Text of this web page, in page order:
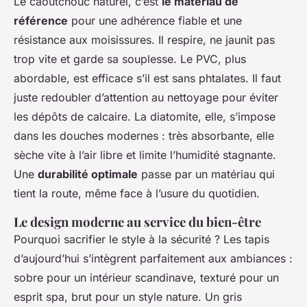
référence pour une adhérence fiable et une
résistance aux moisissures. Il respire, ne jaunit pas
trop vite et garde sa souplesse. Le PVC, plus
abordable, est efficace s’il est sans phtalates. Il faut
juste redoubler d’attention au nettoyage pour éviter
les dépôts de calcaire. La diatomite, elle, s’impose
dans les douches modernes : très absorbante, elle
sèche vite à l’air libre et limite l’humidité stagnante.
Une durabilité optimale passe par un matériau qui
tient la route, même face à l’usure du quotidien.
Le design moderne au service du bien-être
Pourquoi sacrifier le style à la sécurité ? Les tapis
d’aujourd’hui s’intègrent parfaitement aux ambiances :
sobre pour un intérieur scandinave, texturé pour un
esprit spa, brut pour un style nature. Un gris